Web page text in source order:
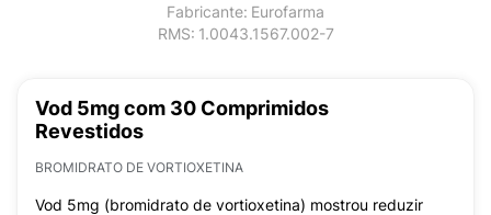
Fabricante: Eurofarma
RMS: 1.0043.1567.002-7
Vod 5mg com 30 Comprimidos
Revestidos
BROMIDRATO DE VORTIOXETINA
Vod 5mg (bromidrato de vortioxetina) mostrou reduzir